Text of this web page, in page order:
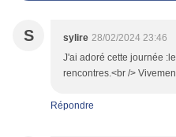
S sylire 28/02/2024 23:46
J'ai adoré cette journée
rencontres.<br />
Répondre